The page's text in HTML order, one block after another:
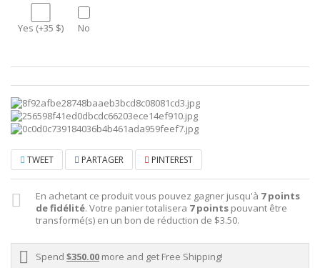
Yes (+35 $) No
TWEET PARTAGER PINTEREST
En achetant ce produit vous pouvez gagner jusqu'à 7points
de fidélité. Votre panier totalisera 7points pouvant être
transformé(s) en un bon de réduction de $3.50.
Spend $350.00 more and get Free Shipping!